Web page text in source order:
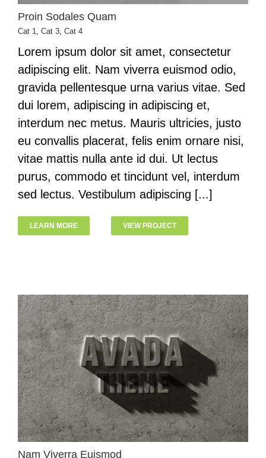
Proin Sodales Quam
Cat 1, Cat 3, Cat 4
Lorem ipsum dolor sit amet, consectetur
adipiscing elit. Nam viverra euismod odio,
gravida pellentesque urna varius vitae. Sed
dui lorem, adipiscing in adipiscing et,
interdum nec metus. Mauris ultricies, justo
eu convallis placerat, felis enim ornare nisi,
vitae mattis nulla ante id dui. Ut lectus
purus, commodo et tincidunt vel, interdum
sed lectus. Vestibulum adipiscing [...]
LEARN MORE VIEW PROJECT
Nam Viverra Euismod